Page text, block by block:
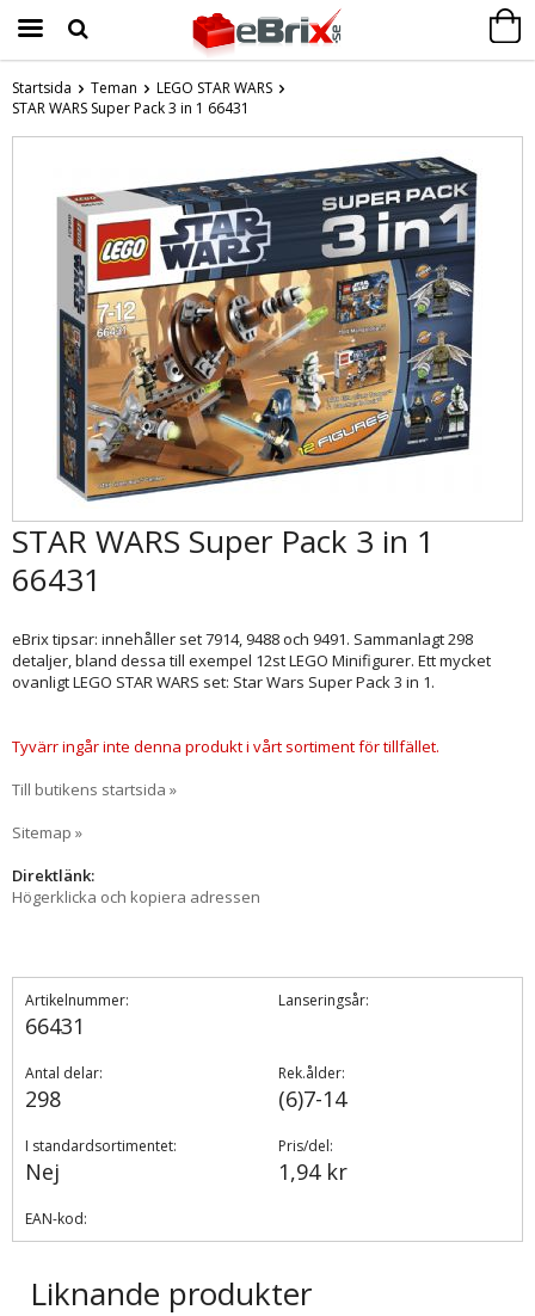
Produkten har blivit tillagd i varukorgen
Startsida Teman
LEGO STAR WARS
STAR WARS Super Pack 3 in 1 66431
STAR WARS Super Pack 3 in 1
66431
eBrix tipsar: innehåller set 7914, 9488 och 9491. Sammanlagt 298
detaljer, bland dessa till exempel 12st LEGO Minifigurer. Ett mycket
ovanligt LEGO STAR WARS set: Star Wars Super Pack 3 in 1.
Tyvärr ingår inte denna produkt i vårt sortiment för tillfället.
Till butikens startsida »
Sitemap »
Direktlänk:
Högerklicka och kopiera adressen
Artikelnummer:
66431
Lanseringsår:
Antal delar:
298
Rek.ålder:
(6)7-14
I standardsortimentet:
Nej
Pris/del:
1,94 kr
EAN-kod:
Liknande produkter